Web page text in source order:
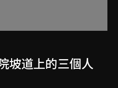
坡道上的三個人